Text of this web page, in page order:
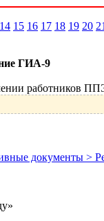
14 15 16 17 18 19 20 21
ГИА-9
работников
документы